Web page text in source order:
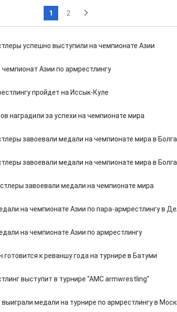
1 2
успешно выступили на чемпионате Азии
Азии по армрестлингу
пройдет на Иссык-Куле
наградили за успехи на чемпионате мира
завоевали медали на чемпионате мира в
завоевали медали на чемпионате мира в
завоевали медали на чемпионате мира
на чемпионате Азии по пара-армрестлингу в
на чемпионате Азии по армрестлингу
готовится к реваншу года на турнире в Батуми
выступит в турнире "АМС armwrestling"
медали на турнире по армрестлингу в